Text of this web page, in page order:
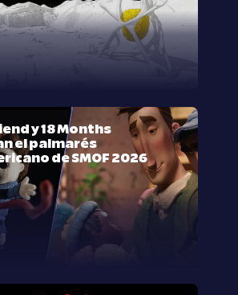
y 18 Months
el palmarés
de SMOF 2026